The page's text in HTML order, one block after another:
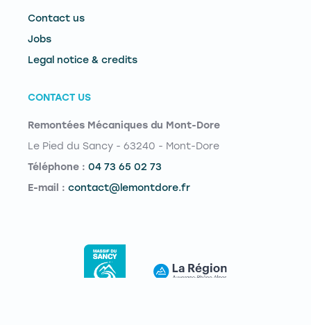
Contact us
Jobs
Legal notice & credits
CONTACT US
Remontées Mécaniques du Mont-Dore
Le Pied du Sancy - 63240 - Mont-Dore
Téléphone : 04 73 65 02 73
E-mail : contact@lemontdore.fr